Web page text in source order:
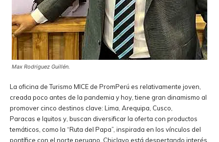
Max Rodriguez Guillén.
La oficina de Turismo MICE de PromPerú es relativamente joven,
creada poco antes de la pandemia y hoy, tiene gran dinamismo al
promover cinco destinos clave: Lima, Arequipa, Cusco,
Paracas e Iquitos y, buscan diversificar la oferta con productos
temáticos, como la “Ruta del Papa”, inspirada en los vínculos del
pontífice con el norte peruano. Chiclayo está despertando interés.